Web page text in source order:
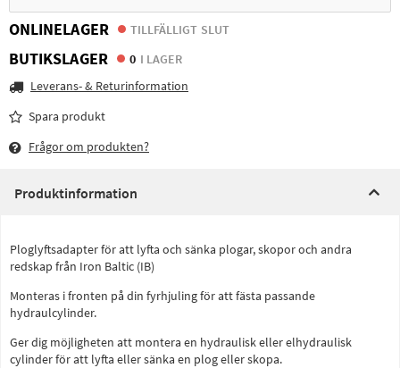
ONLINELAGER TILLFÄLLIGT SLUT
BUTIKSLAGER 0 I LAGER
Leverans- & Returinformation
Spara produkt
Frågor om produkten?
Produktinformation
Ploglyftsadapter för att lyfta och sänka plogar, skopor och andra
redskap från Iron Baltic (IB)
Monteras i fronten på din fyrhjuling för att fästa passande
hydraulcylinder.
Ger dig möjligheten att montera en hydraulisk eller elhydraulisk
cylinder för att lyfta eller sänka en plog eller skopa.